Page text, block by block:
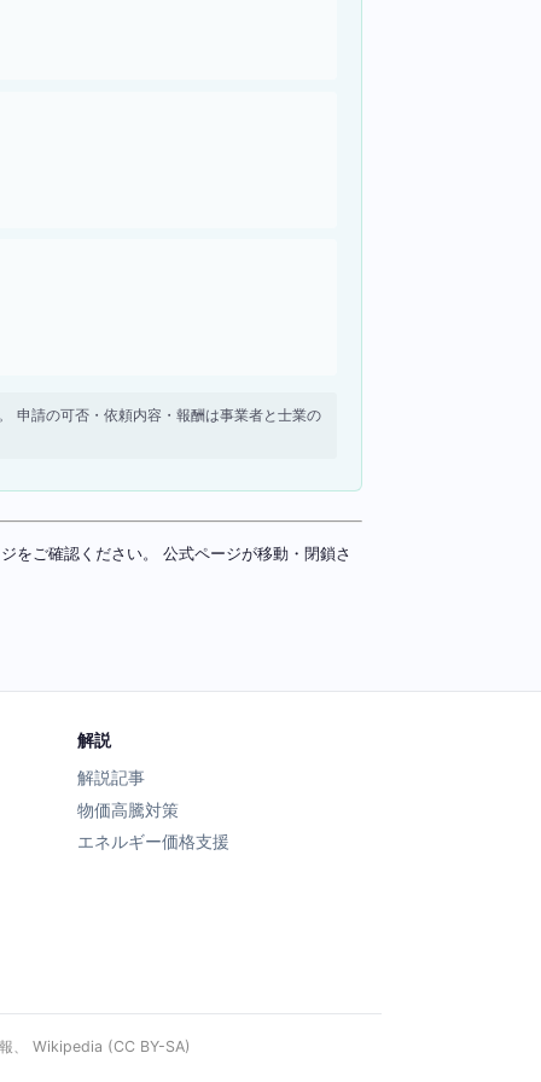
申請の可否・依頼内容・報酬は事業者と士業の
をご確認ください。 公式ページが移動・閉鎖さ
解説
解説記事
物価高騰対策
エネルギー価格支援
、 Wikipedia (CC BY-SA)